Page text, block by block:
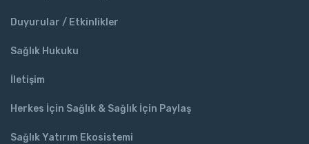
Duyurular / Etkinlikler
Sağlık Hukuku
İletişim
Herkes İçin Sağlık & Sağlık İçin Paylaş
Sağlık Yatırım Ekosistemi